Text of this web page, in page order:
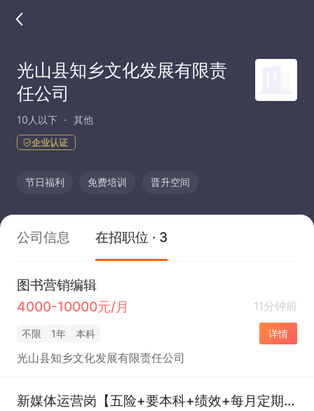
光山县知乡文化发展有限责
任公司
10人以下 其他
企业认证
节日福利 免费培训 晋升空间
公司信息 在招职位 · 3
图书营销编辑
4000-10000元/月
11分钟前
不限 1年 本科 详情
光山县知乡文化发展有限责任公司
新媒体运营岗【五险+要本科+绩效+每月定期团建】